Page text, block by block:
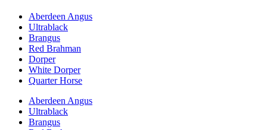
Aberdeen Angus
Ultrablack
Brangus
Red Brahman
Dorper
White Dorper
Quarter Horse
Aberdeen Angus
Ultrablack
Brangus